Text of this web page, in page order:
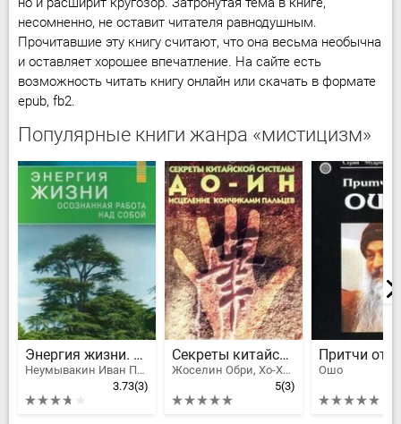
несомненно, не оставит читателя равнодушным.
Прочитавшие эту книгу считают, что она весьма необычна
и оставляет хорошее впечатление. На сайте есть
возможность читать книгу онлайн или скачать в формате
epub, fb2.
Популярные книги жанра «мистицизм»
Энергия жизни. Осознанная работа над собой
Неумывакин Иван Павлович, Александр Блохин
3.73(3)
Секреты китайской системы До-Ин. Исцеление кончиками пальцев
Жоселин Обри, Хо-Хань Чан
5(3)
Притчи от
Ошо